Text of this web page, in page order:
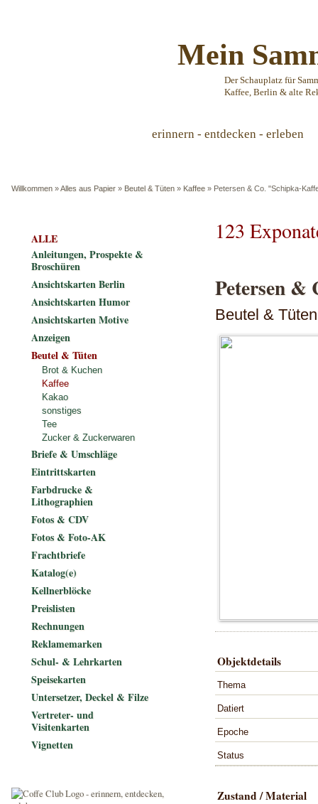
Mein
Der Schauplatz für
Kaffee, Berlin & alte
erinnern - entdecken - erleben
Willkommen »Alles aus Papier » Beutel & Tüten » Kaffee » Petersen & Co. "Schipka-
123
Petersen &
Beutel & Tüten
Objektdetails
Thema
Datiert
Epoche
Status
Zustand / Material
ALLE
Anleitungen, Prospekte &
Broschüren
Ansichtskarten Berlin
Ansichtskarten Humor
Ansichtskarten Motive
Anzeigen
Beutel & Tüten
Brot & Kuchen
Kaffee
Kakao
sonstiges
Tee
Zucker & Zuckerwaren
Briefe & Umschläge
Eintrittskarten
Farbdrucke &
Lithographien
Fotos & CDV
Fotos & Foto-AK
Frachtbriefe
Katalog(e)
Kellnerblöcke
Preislisten
Rechnungen
Reklamemarken
Schul- & Lehrkarten
Speisekarten
Untersetzer, Deckel & Filze
Vertreter- und
Visitenkarten
Vignetten